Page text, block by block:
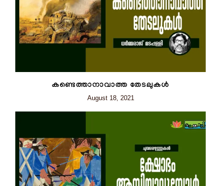
കണ്ടെത്താനാവാത്ത തേടലുകൾ
August 18, 2021